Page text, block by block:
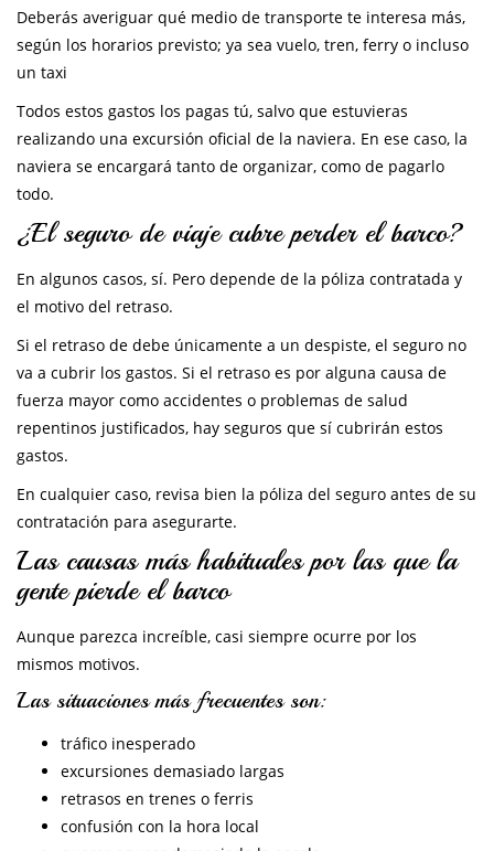
Deberás averiguar qué medio de transporte te interesa más,
según los horarios previsto; ya sea vuelo, tren, ferry o incluso
un taxi
Todos estos gastos los pagas tú, salvo que estuvieras
realizando una excursión oficial de la naviera. En ese caso, la
naviera se encargará tanto de organizar, como de pagarlo
todo.
¿El seguro de viaje cubre perder el barco?
En algunos casos, sí. Pero depende de la póliza contratada y
el motivo del retraso.
Si el retraso de debe únicamente a un despiste, el seguro no
va a cubrir los gastos. Si el retraso es por alguna causa de
fuerza mayor como accidentes o problemas de salud
repentinos justificados, hay seguros que sí cubrirán estos
gastos.
En cualquier caso, revisa bien la póliza del seguro antes de su
contratación para asegurarte.
Las causas más habituales por las que la
gente pierde el barco
Aunque parezca increíble, casi siempre ocurre por los
mismos motivos.
Las situaciones más frecuentes son:
tráfico inesperado
excursiones demasiado largas
retrasos en trenes o ferris
confusión con la hora local